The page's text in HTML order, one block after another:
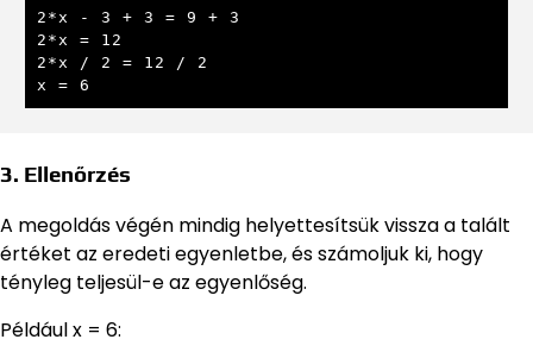
2*x - 3 + 3 = 9 + 3
2*x = 12
2*x / 2 = 12 / 2
x = 6
3. Ellenőrzés
A megoldás végén mindig helyettesítsük vissza a talált
értéket az eredeti egyenletbe, és számoljuk ki, hogy
tényleg teljesül-e az egyenlőség.
Például x = 6: